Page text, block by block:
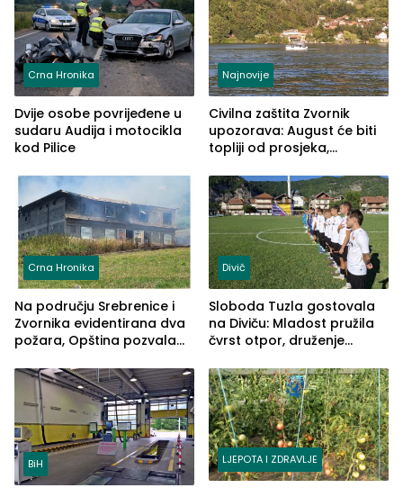
Crna Hronika
Dvije osobe povrijeđene u
sudaru Audija i motocikla
kod Pilice
Najnovije
Civilna zaštita Zvornik
upozorava: August će biti
topliji od prosjeka,
nestašice vode
Crna Hronika
Na području Srebrenice i
Zvornika evidentirana dva
požara, Opština pozvala
Divič
Sloboda Tuzla gostovala
na Diviču: Mladost pružila
čvrst otpor, druženje
jezera
BiH LJEPOTA I ZDRAVLJE